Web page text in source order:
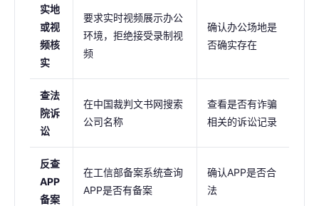
实地
或视
频核
实
要求实时视频展示办公
环境，拒绝接受录制视
频
确认办公场地是
否确实存在
查法
院诉
讼
在中国裁判文书网搜索
公司名称
查看是否有诈骗
相关的诉讼记录
反查
APP
备案
在工信部备案系统查询
APP是否有备案
确认APP是否合
法